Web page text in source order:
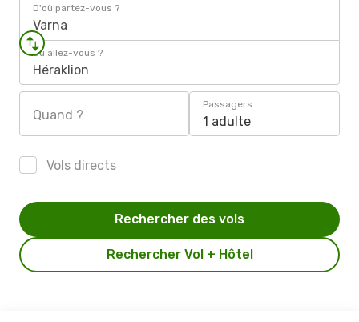
D'où partez-vous ?
Varna
Où allez-vous ?
Héraklion
Quand ?
Passagers
1 adulte
Vols directs
Rechercher Vol + Hôtel
Rechercher des vols